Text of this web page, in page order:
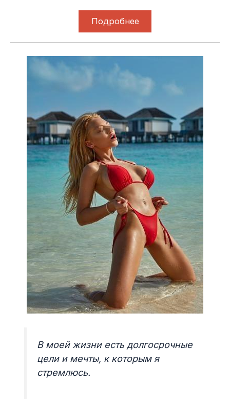
Подробнее
В моей жизни есть долгосрочные
цели и мечты, к которым я
стремлюсь.